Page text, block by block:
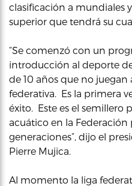
clasificación a mundiales
superior que tendrá su
“Se comenzó con un
introducción al deporte
de 10 años que no
federativa. Es la primera
éxito. Este es el semillero
acuático en la Federación
generaciones”, dijo el
Pierre Mujica.
Al momento la liga